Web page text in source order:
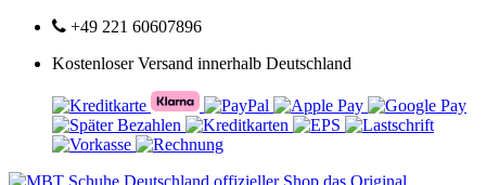
+49 221 60607896
Kostenloser Versand innerhalb Deutschland